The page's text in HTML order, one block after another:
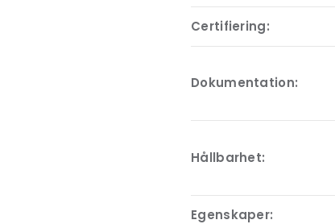
Certifiering:
Dokumentation:
Hållbarhet:
Egenskaper: